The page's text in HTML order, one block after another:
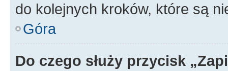
do kolejnych kroków, które są
Góra
Do czego służy przycisk